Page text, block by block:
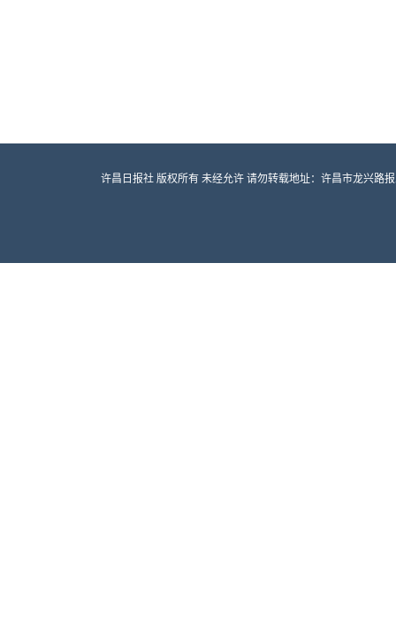
许昌日报社 版权所有 未经允许 请勿转载地址：许昌市龙兴路